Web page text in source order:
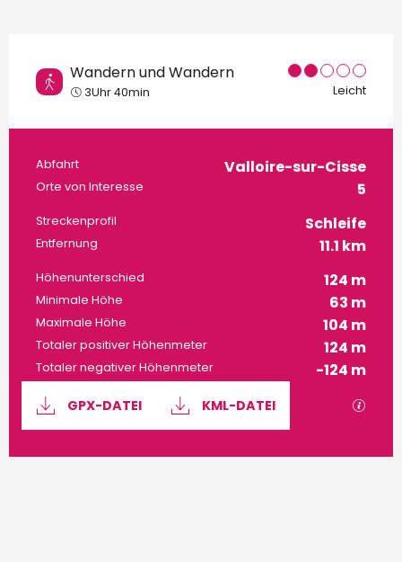
Wandern und Wandern
3Uhr 40min Leicht
Praktische
Abfahrt Valloire-sur-Cisse
Orte von Interesse 5
Streckenprofil Schleife
Entfernung 11.1 km
Höhenunterschied 124 m
Minimale Höhe 63 m
Maximale Höhe 104 m
Totaler positiver Höhenmeter 124 m
Totaler negativer Höhenmeter -124 m
Dokumentation
GPX-DATEI KML-DATEI Mit